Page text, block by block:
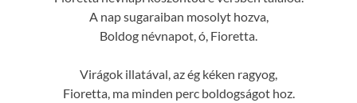
A nap sugaraiban mosolyt hozva,
Boldog névnapot, ó, Fioretta.
Virágok illatával, az ég kéken ragyog,
Fioretta, ma minden perc boldogságot hoz.